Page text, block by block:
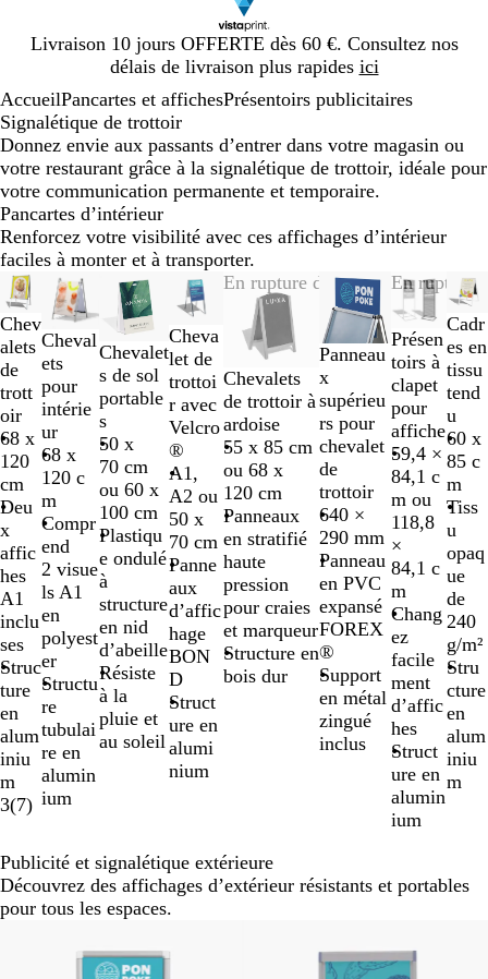
Livraison 10 jours OFFERTE dès 60 €. Consultez nos
délais de livraison plus rapides ici
Diapositive
1
AccueilPancartes et affichesPrésentoirs publicitaires
Signalétique de trottoir
Donnez envie aux passants d’entrer dans votre magasin ou
votre restaurant grâce à la signalétique de trottoir, idéale pour
votre communication permanente et temporaire.
Pancartes d’intérieur
Renforcez votre visibilité avec ces affichages d’intérieur
faciles à monter et à transporter.
Chev
alets
de
trott
oir
68 x
120
cm
Deu
x
affic
hes
A1
inclu
ses
Struc
ture
en
alum
iniu
m
3(7)
Cheval
ets
pour
intérie
ur
68 x
120 c
m
Compr
end
2 visue
ls A1
en
polyest
er
Structu
re
tubulai
re en
alumin
ium
Chevalet
s de sol
portable
s
50 x
70 cm
ou 60 x
100 cm
Plastiqu
e ondulé
à
structure
en nid
d’abeille
Résiste
à la
pluie et
au soleil
Cheva
let de
trottoi
r avec
Velcro
®
A1,
A2 ou
50 x
70 cm
Panne
aux
d’affic
hage
BON
D
Struct
ure en
alumi
nium
En rupture de stock
Chevalets
de trottoir à
ardoise
55 x 85 cm
ou 68 x
120 cm
Panneaux
en stratifié
haute
pression
pour craies
et marqueur
Structure en
bois dur
Panneau
x
supérieu
rs pour
chevalet
de
trottoir
640 ×
290 mm
Panneau
en PVC
expansé
FOREX
®
Support
en métal
zingué
inclus
En rupture
Présen
toirs à
clapet
pour
affiche
59,4 ×
84,1 c
m ou
118,8
×
84,1 c
m
Chang
ez
facile
ment
d’affic
hes
Struct
ure en
alumin
ium
Cadr
es en
tissu
tend
u
60 x
85 c
m
Tiss
u
opaq
ue
de
240
g/m²
Stru
cture
en
alum
iniu
m
Diapositives
1
à
2
sur
8
Publicité et signalétique extérieure
Découvrez des affichages d’extérieur résistants et portables
pour tous les espaces.